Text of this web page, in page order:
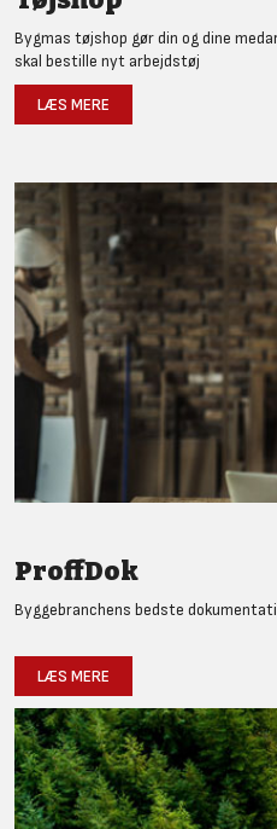
Bygmas tøjshop gør din og dine
skal bestille nyt arbejdstøj
LÆS MERE
ProffDok
Byggebranchens bedste
LÆS MERE